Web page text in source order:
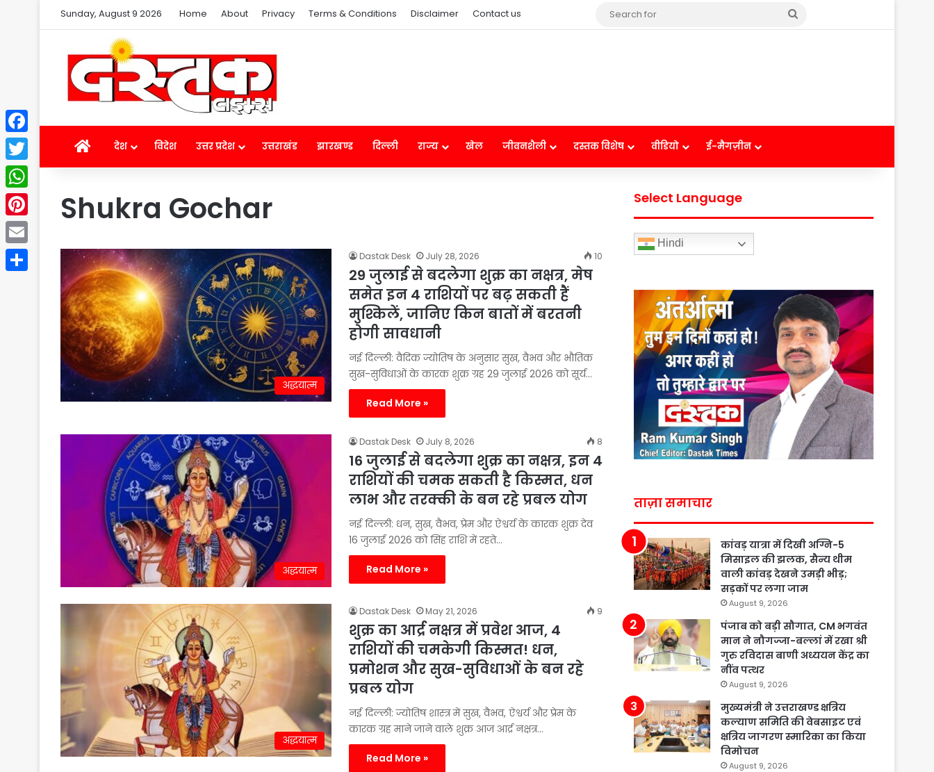
Sunday, August 9 2026 Home About Privacy Terms & Conditions Disclaimer Contact us
Search
Homeदेश विदेश उत्तर प्रदेश उत्तराखंड झारखण्ड दिल्ली राज्य खेल जीवनशैली दस्तक विशेष वीडियो ई-मैगज़ीन
Shukra Gochar
अद्धयात्म
Dastak Desk July 28, 2026 10
29 जुलाई से बदलेगा शुक्र का नक्षत्र, मेष
समेत इन 4 राशियों पर बढ़ सकती हैं
मुश्किलें, जानिए किन बातों में बरतनी
होगी सावधानी
नई दिल्ली: वैदिक ज्योतिष के अनुसार सुख, वैभव और भौतिक
सुख-सुविधाओं के कारक शुक्र ग्रह 29 जुलाई 2026 को सूर्य…
Read More »
अद्धयात्म
Dastak Desk July 8, 2026 8
16 जुलाई से बदलेगा शुक्र का नक्षत्र, इन 4
राशियों की चमक सकती है किस्मत, धन
लाभ और तरक्की के बन रहे प्रबल योग
नई दिल्ली: धन, सुख, वैभव, प्रेम और ऐश्वर्य के कारक शुक्र देव
16 जुलाई 2026 को सिंह राशि में रहते…
Read More »
अद्धयात्म
Dastak Desk May 21, 2026 9
शुक्र का आर्द्र नक्षत्र में प्रवेश आज, 4
राशियों की चमकेगी किस्मत! धन,
प्रमोशन और सुख-सुविधाओं के बन रहे
प्रबल योग
नई दिल्ली: ज्योतिष शास्त्र में सुख, वैभव, ऐश्वर्य और प्रेम के
कारक ग्रह माने जाने वाले शुक्र आज आर्द्र नक्षत्र…
Read More »
Select Language
Hindi
ताज़ा समाचार
कांवड़ यात्रा में दिखी अग्नि-5
मिसाइल की झलक, सैन्य थीम
वाली कांवड़ देखने उमड़ी भीड़;
सड़कों पर लगा जाम
August 9, 2026
पंजाब को बड़ी सौगात, CM भगवंत
मान ने नौगज्जा-बल्लां में रखा श्री
गुरु रविदास बाणी अध्ययन केंद्र का
नींव पत्थर
August 9, 2026
मुख्यमंत्री ने उत्तराखण्ड क्षत्रिय
कल्याण समिति की वेबसाइट एवं
क्षत्रिय जागरण स्मारिका का किया
विमोचन
August 9, 2026
Facebook
Twitter
WhatsApp
Pinterest
Email